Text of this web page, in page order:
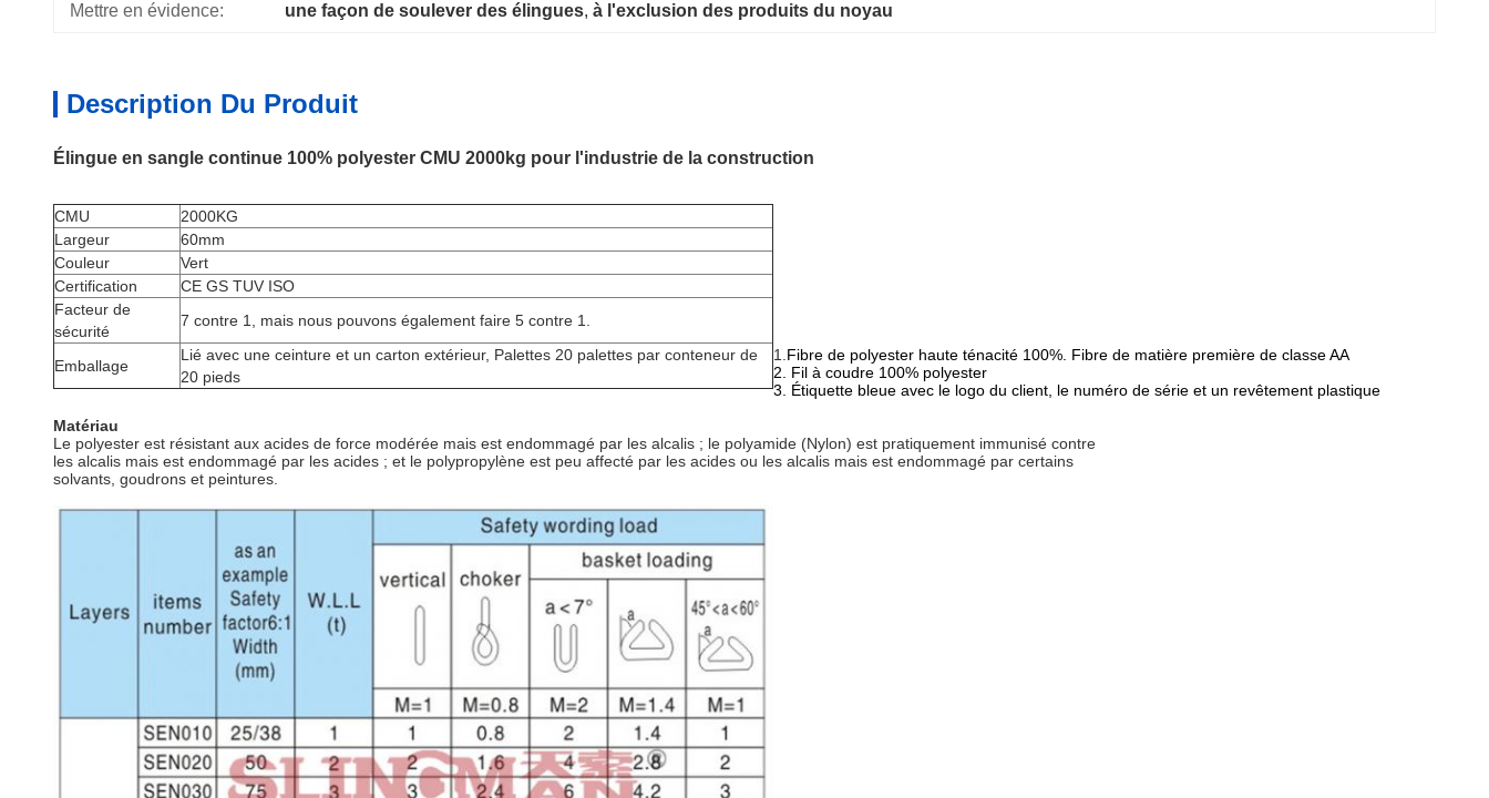
Mettre en évidence: une façon de soulever des élingues, à l'exclusion des produits du noyau
Description Du Produit
Élingue en sangle continue 100% polyester CMU 2000kg pour l'industrie de la construction
CMU
2000KG
Largeur
60mm
Couleur
Vert
Certification
CE GS TUV ISO
Facteur de
sécurité
7 contre 1, mais nous pouvons également faire 5 contre 1.
Emballage
Lié avec une ceinture et un carton extérieur, Palettes 20 palettes par conteneur de
20 pieds
1. Fibre de polyester haute ténacité 100%. Fibre de matière première de classe AA
2. Fil à coudre 100% polyester
3. Étiquette bleue avec le logo du client, le numéro de série et un revêtement plastique
Matériau
Le polyester est résistant aux acides de force modérée mais est endommagé par les alcalis ; le polyamide (Nylon) est pratiquement immunisé contre
les alcalis mais est endommagé par les acides ; et le polypropylène est peu affecté par les acides ou les alcalis mais est endommagé par certains
solvants, goudrons et peintures.